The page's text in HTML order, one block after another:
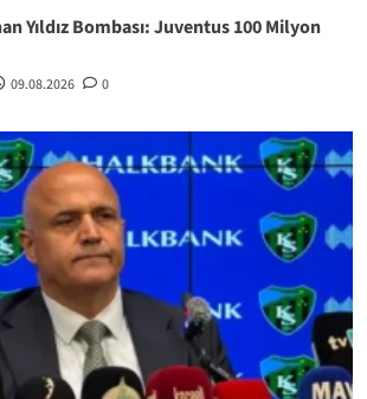
Yıldız Bombası: Juventus 100 Milyon
09.08.2026 0